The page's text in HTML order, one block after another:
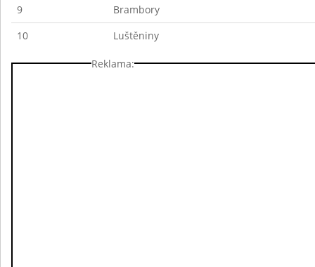
9
Brambory
10
Luštěniny
Reklama: